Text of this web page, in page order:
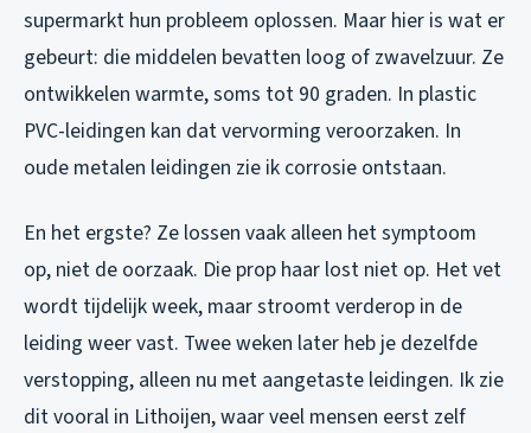
supermarkt hun probleem oplossen. Maar hier is wat er
gebeurt: die middelen bevatten loog of zwavelzuur. Ze
ontwikkelen warmte, soms tot 90 graden. In plastic
PVC-leidingen kan dat vervorming veroorzaken. In
oude metalen leidingen zie ik corrosie ontstaan.
En het ergste? Ze lossen vaak alleen het symptoom
op, niet de oorzaak. Die prop haar lost niet op. Het vet
wordt tijdelijk week, maar stroomt verderop in de
leiding weer vast. Twee weken later heb je dezelfde
verstopping, alleen nu met aangetaste leidingen. Ik zie
dit vooral in Lithoijen, waar veel mensen eerst zelf